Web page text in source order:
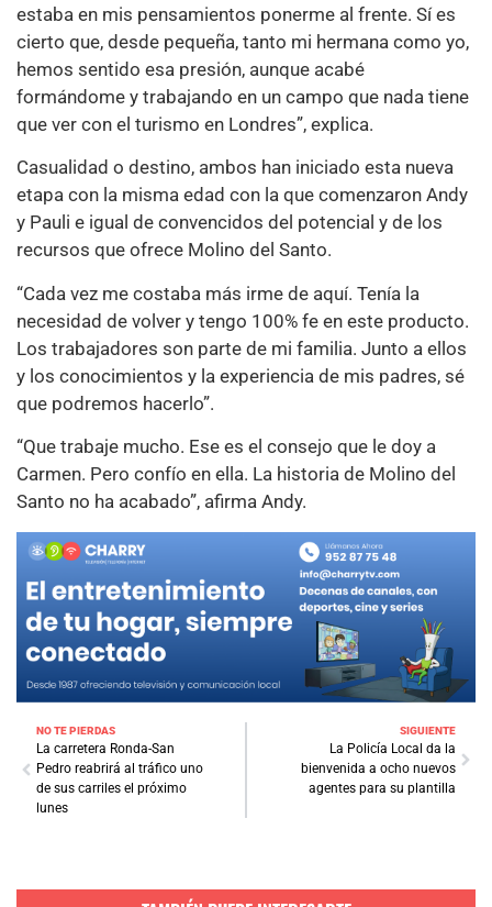
estaba en mis pensamientos ponerme al frente. Sí es
cierto que, desde pequeña, tanto mi hermana como yo,
hemos sentido esa presión, aunque acabé
formándome y trabajando en un campo que nada tiene
que ver con el turismo en Londres”, explica.
Casualidad o destino, ambos han iniciado esta nueva
etapa con la misma edad con la que comenzaron Andy
y Pauli e igual de convencidos del potencial y de los
recursos que ofrece Molino del Santo.
“Cada vez me costaba más irme de aquí. Tenía la
necesidad de volver y tengo 100% fe en este producto.
Los trabajadores son parte de mi familia. Junto a ellos
y los conocimientos y la experiencia de mis padres, sé
que podremos hacerlo”.
“Que trabaje mucho. Ese es el consejo que le doy a
Carmen. Pero confío en ella. La historia de Molino del
Santo no ha acabado”, afirma Andy.
NO TE PIERDAS
La carretera Ronda-San
Pedro reabrirá al tráfico uno
de sus carriles el próximo
lunes
SIGUIENTE
La Policía Local da la
bienvenida a ocho nuevos
agentes para su plantilla